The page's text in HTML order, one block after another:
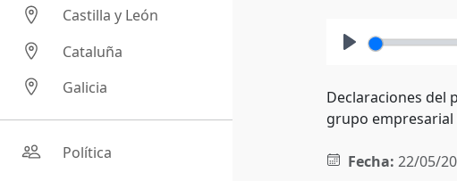
Castilla y León
Cataluña
Galicia
Política
Declaraciones del
grupo empresarial
Fecha: 22/05/